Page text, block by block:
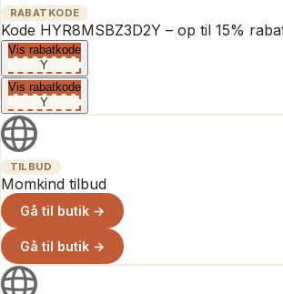
RABATKODE
Kode HYR8MSBZ3D2Y – op til 15%
Vis rabatkode
Y
Vis rabatkode
Y
TILBUD
Momkind tilbud
Gå til butik →
Gå til butik →